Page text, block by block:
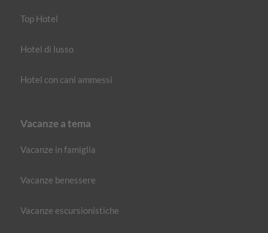
Top Hotel
Hotel di lusso
Hotel con cani ammessi
Vacanze a tema
Vacanze in famiglia
Vacanze benessere
Vacanze escursionistiche